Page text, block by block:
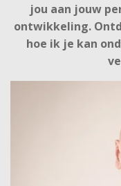
jou aan jouw
ontwikkeling.
hoe ik je kan